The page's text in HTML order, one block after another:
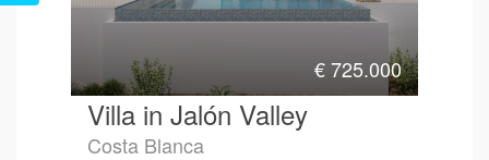
€725.000
Villa in Jalón Valley
Costa Blanca